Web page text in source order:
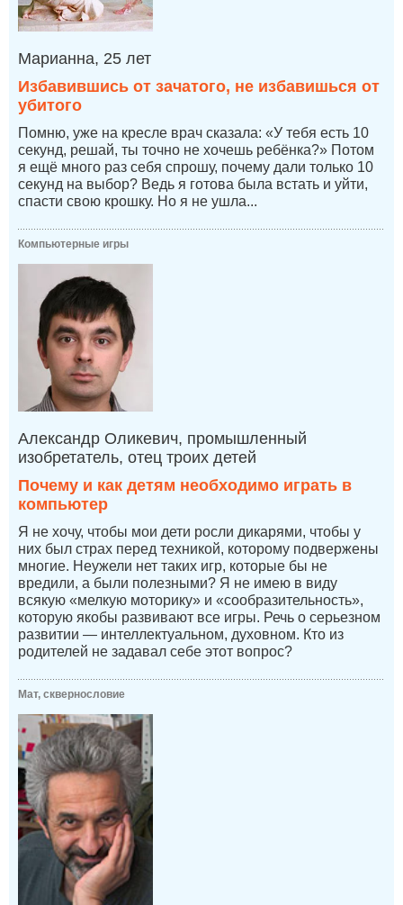
Марианна, 25 лет
Избавившись от зачатого, не избавишься от
убитого
Помню, уже на кресле врач сказала: «У тебя есть 10
секунд, решай, ты точно не хочешь ребёнка?» Потом
я ещё много раз себя спрошу, почему дали только 10
секунд на выбор? Ведь я готова была встать и уйти,
спасти свою крошку. Но я не ушла...
Компьютерные игры
Александр Оликевич, промышленный
изобретатель, отец троих детей
Почему и как детям необходимо играть в
компьютер
Я не хочу, чтобы мои дети росли дикарями, чтобы у
них был страх перед техникой, которому подвержены
многие. Неужели нет таких игр, которые бы не
вредили, а были полезными? Я не имею в виду
всякую «мелкую моторику» и «сообразительность»,
которую якобы развивают все игры. Речь о серьезном
развитии — интеллектуальном, духовном. Кто из
родителей не задавал себе этот вопрос?
Мат, сквернословие